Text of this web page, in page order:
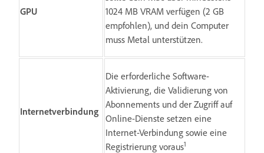
GPU
1024 MB VRAM verfügen (2 GB
empfohlen), und dein Computer
muss Metal unterstützen.
Internetverbindung
Die erforderliche Software-
Aktivierung, die Validierung von
Abonnements und der Zugriff auf
Online-Dienste setzen eine
Internet-Verbindung sowie eine
Registrierung voraus1